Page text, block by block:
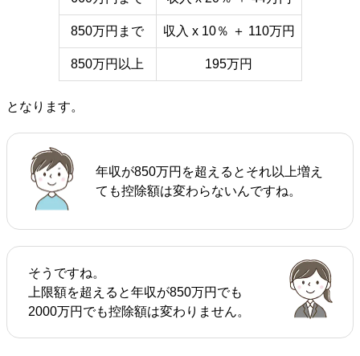
850万円まで 収入 x 10％ ＋ 110万円
850万円以上 195万円
となります。
年収が850万円を超えるとそれ以上増え
ても控除額は変わらないんですね。
そうですね。
上限額を超えると年収が850万円でも
2000万円でも控除額は変わりません。